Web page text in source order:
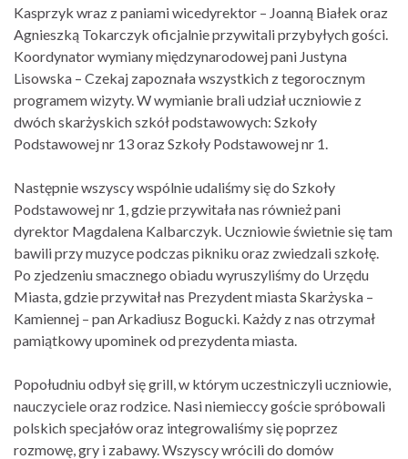
Kasprzyk wraz z paniami wicedyrektor – Joanną Białek oraz
Agnieszką Tokarczyk oficjalnie przywitali przybyłych gości.
Koordynator wymiany międzynarodowej pani Justyna
Lisowska – Czekaj zapoznała wszystkich z tegorocznym
programem wizyty. W wymianie brali udział uczniowie z
dwóch skarżyskich szkół podstawowych: Szkoły
Podstawowej nr 13 oraz Szkoły Podstawowej nr 1.
Następnie wszyscy wspólnie udaliśmy się do Szkoły
Podstawowej nr 1, gdzie przywitała nas również pani
dyrektor Magdalena Kalbarczyk. Uczniowie świetnie się tam
bawili przy muzyce podczas pikniku oraz zwiedzali szkołę.
Po zjedzeniu smacznego obiadu wyruszyliśmy do Urzędu
Miasta, gdzie przywitał nas Prezydent miasta Skarżyska –
Kamiennej – pan Arkadiusz Bogucki. Każdy z nas otrzymał
pamiątkowy upominek od prezydenta miasta.
Popołudniu odbył się grill, w którym uczestniczyli uczniowie,
nauczyciele oraz rodzice. Nasi niemieccy goście spróbowali
polskich specjałów oraz integrowaliśmy się poprzez
rozmowę, gry i zabawy. Wszyscy wrócili do domów